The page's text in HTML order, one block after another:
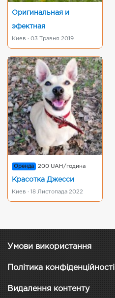
Оригинальная и
эфектная
Киев · 03 Травня 2019
Оренда 200 UAH/година
Красотка Джесси
Киев · 18 Листопада 2022
Умови використання
Політика конфіденційності
Видалення контенту